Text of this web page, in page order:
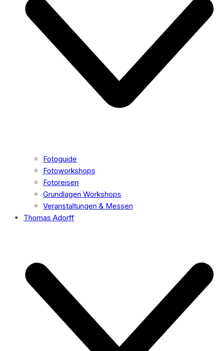
Fotoguide
Fotoworkshops
Fotoreisen
Grundlagen Workshops
Veranstaltungen & Messen
Thomas Adorff